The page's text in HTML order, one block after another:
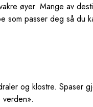
øyer. Mange av
som passer deg så du
og klostre. Spaser